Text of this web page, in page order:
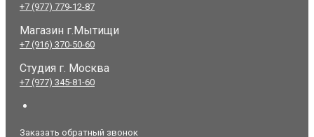
+7 (977) 779-12-87
Магазин г.Мытищи
+7 (916) 370-50-60
Студия г. Москва
+7 (977) 345-81-60
Заказать обратный звонок